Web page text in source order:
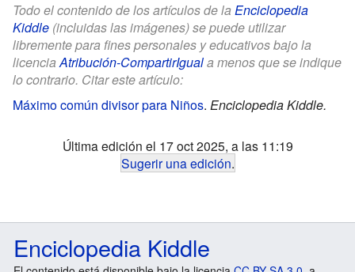
Todo el contenido de los artículos de la Enciclopedia
Kiddle (incluidas las imágenes) se puede utilizar
libremente para fines personales y educativos bajo la
licenciaAtribución-CompartirIguala menos que se indique
lo contrario. Citar este artículo:
Máximo común divisor para Niños. Enciclopedia Kiddle.
Última edición el 17 oct 2025, a las 11:19
Sugerir una edición.
Enciclopedia Kiddle